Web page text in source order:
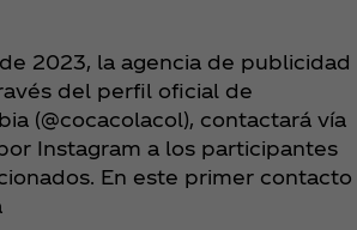
2023, la agencia de publicidad
del perfil oficial de
(@cocacolacol), contactará vía
Instagram a los participantes
En este primer contacto